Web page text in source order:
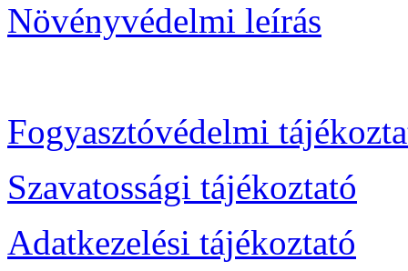
Növényvédelmi leírás
Fogyasztóvédelmi
Szavatossági tájékoztató
Adatkezelési tájékoztató